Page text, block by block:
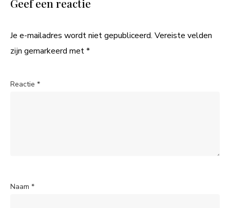
Je e-mailadres wordt niet gepubliceerd. Vereiste velden
zijn gemarkeerd met*
Reactie *
Naam *